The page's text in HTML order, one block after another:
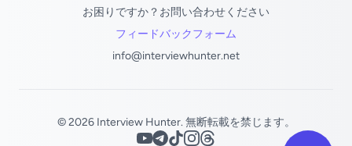
お困りですか？お問い合わせください
フィードバックフォーム
info@interviewhunter.net
© 2026 Interview Hunter. 無断転載を禁じます。